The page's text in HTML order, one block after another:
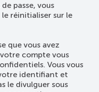
passe, vous
réinitialiser sur le
que vous avez
compte vous
Vous vous
identifiant et
le divulguer sous